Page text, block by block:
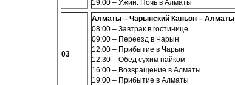
19:00 – Ужин. Ночь в Алматы
03
Алматы – Чарынский Каньон – Алматы
08:00 – Завтрак в гостинице
09:00 – Переезд в Чарын
12:00 – Прибытие в Чарын
12:30 – Обед сухим пайком
16:00 – Возвращение в Алматы
19:00 – Прибытие в Алматы